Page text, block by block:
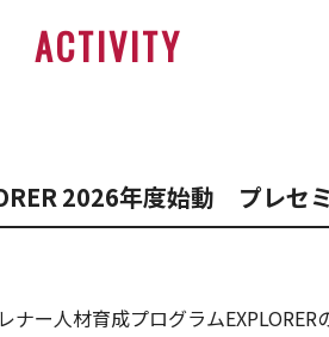
ACTIVITY
2026年度始動 プレセ
ー人材育成プログラムEXPLORER